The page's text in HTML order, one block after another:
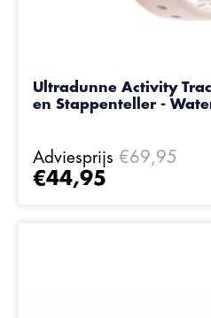
Ultradunne Activity
en Stappenteller -
Adviesprijs €69,95
€44,95